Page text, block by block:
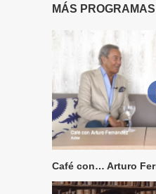
MÁS
Café con… Arturo